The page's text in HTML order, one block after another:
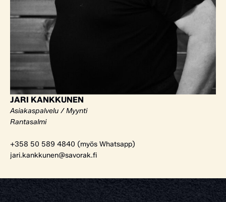
JARI KANKKUNEN
Asiakaspalvelu / Myynti
Rantasalmi
+358 50 589 4840 (myös Whatsapp)
jari.kankkunen@savorak.fi